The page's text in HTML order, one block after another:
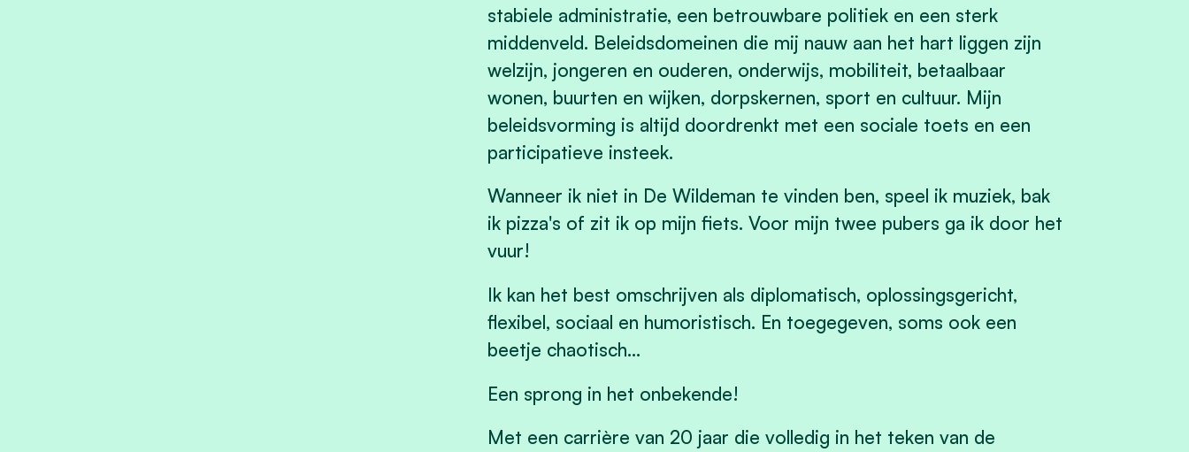
stabiele administratie, een betrouwbare politiek en een sterk
middenveld. Beleidsdomeinen die mij nauw aan het hart liggen zijn
welzijn, jongeren en ouderen, onderwijs, mobiliteit, betaalbaar
wonen, buurten en wijken, dorpskernen, sport en cultuur. Mijn
beleidsvorming is altijd doordrenkt met een sociale toets en een
participatieve insteek.
Wanneer ik niet in De Wildeman te vinden ben, speel ik muziek, bak
ik pizza's of zit ik op mijn fiets. Voor mijn twee pubers ga ik door het
vuur!
Ik kan het best omschrijven als diplomatisch, oplossingsgericht,
flexibel, sociaal en humoristisch. En toegegeven, soms ook een
beetje chaotisch...
Een sprong in het onbekende!
Met een carrière van 20 jaar die volledig in het teken van de